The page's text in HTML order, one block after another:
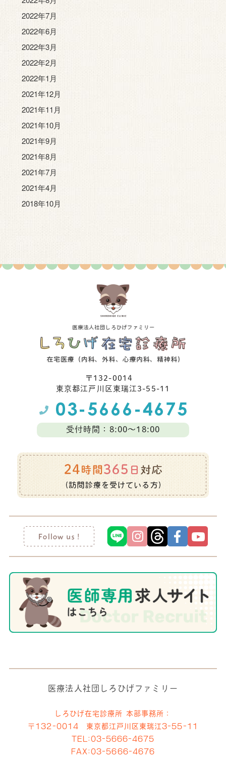
2022年7月
2022年6月
2022年3月
2022年2月
2022年1月
2021年12月
2021年11月
2021年10月
2021年9月
2021年8月
2021年7月
2021年4月
2018年10月
〒132-0014
東京都江⼾川区東瑞江3-55-11
受付時間：8:00～18:00
医療法人社団しろひげファミリー
しろひげ在宅診療所 本部事務所：
〒132-0014 東京都江戸川区東瑞江3-55-11
TEL: 03-5666-4675
FAX:03-5666-4676